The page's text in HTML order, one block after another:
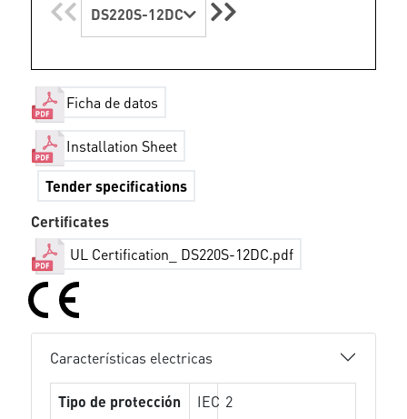
DS220S-12DC
Ficha de datos
Installation Sheet
Tender specifications
Certificates
UL Certification_ DS220S-12DC.pdf
Características electricas
Tipo de protección IEC 2